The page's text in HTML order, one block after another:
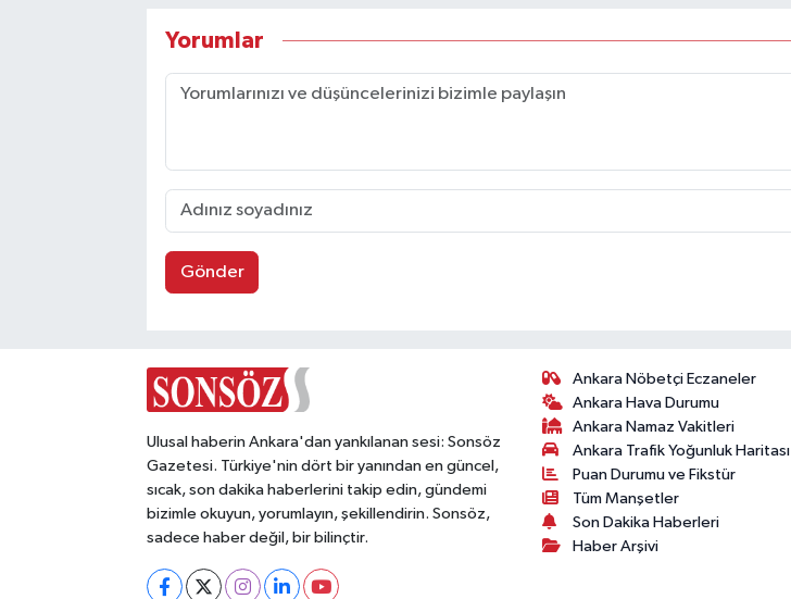
Yorumlar
Gönder
Ulusal haberin Ankara'dan yankılanan sesi: Sonsöz
Gazetesi. Türkiye'nin dört bir yanından en güncel,
sıcak, son dakika haberlerini takip edin, gündemi
bizimle okuyun, yorumlayın, şekillendirin. Sonsöz,
sadece haber değil, bir bilinçtir.
Ankara Nöbetçi Eczaneler
Ankara Hava Durumu
Ankara Namaz Vakitleri
Ankara Trafik Yoğunluk Haritası
Puan Durumu ve Fikstür
Tüm Manşetler
Son Dakika Haberleri
Haber Arşivi